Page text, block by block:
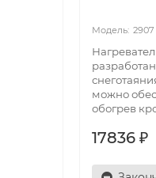
2907
можно
обогрев
17836 ₽